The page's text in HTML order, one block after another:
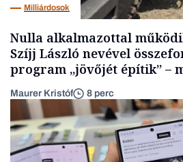
Milliárdosok
Nulla alkalmazottal
Szíjj László nevével
program „jövőjét építik” –
Maurer Kristóf 8 perc